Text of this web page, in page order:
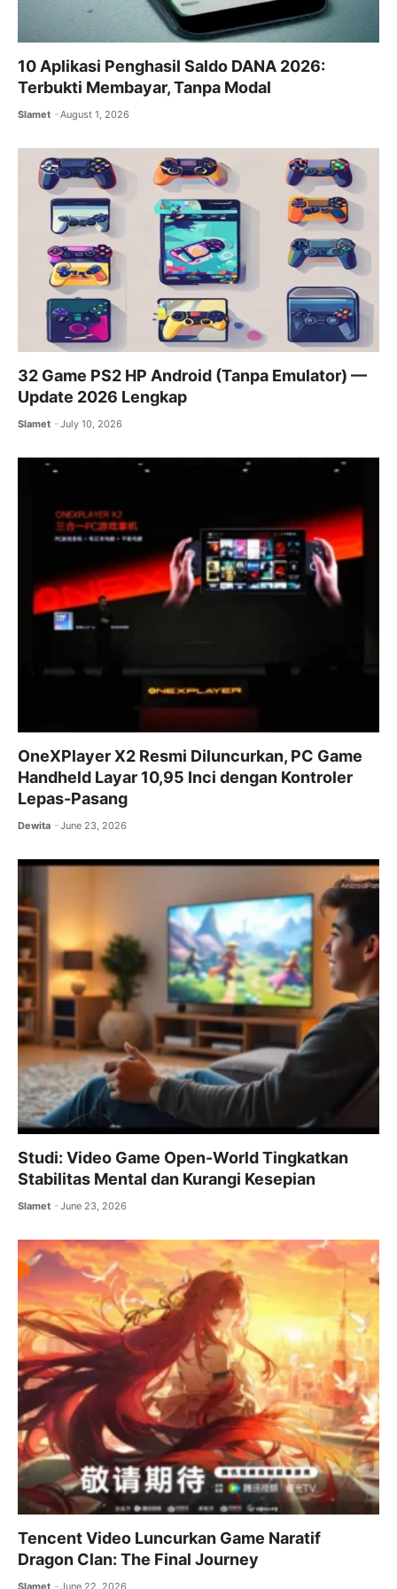
10 Aplikasi Penghasil Saldo DANA 2026:
Terbukti Membayar, Tanpa Modal
Slamet August 1, 2026
32 Game PS2 HP Android (Tanpa Emulator) —
Update 2026 Lengkap
Slamet July 10, 2026
OneXPlayer X2 Resmi Diluncurkan, PC Game
Handheld Layar 10,95 Inci dengan Kontroler
Lepas-Pasang
Dewita June 23, 2026
Studi: Video Game Open-World Tingkatkan
Stabilitas Mental dan Kurangi Kesepian
Slamet June 23, 2026
Tencent Video Luncurkan Game Naratif
Dragon Clan: The Final Journey